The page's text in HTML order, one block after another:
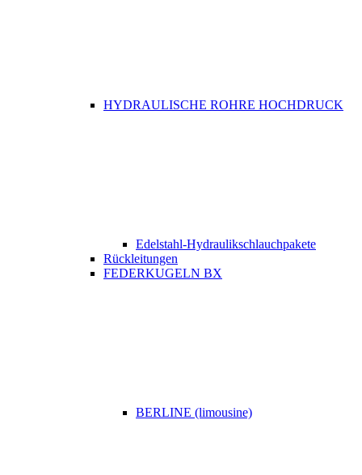
HYDRAULISCHE ROHRE HOCHDRUCK
Edelstahl-Hydraulikschlauchpakete
Rückleitungen
FEDERKUGELN BX
BERLINE (limousine)